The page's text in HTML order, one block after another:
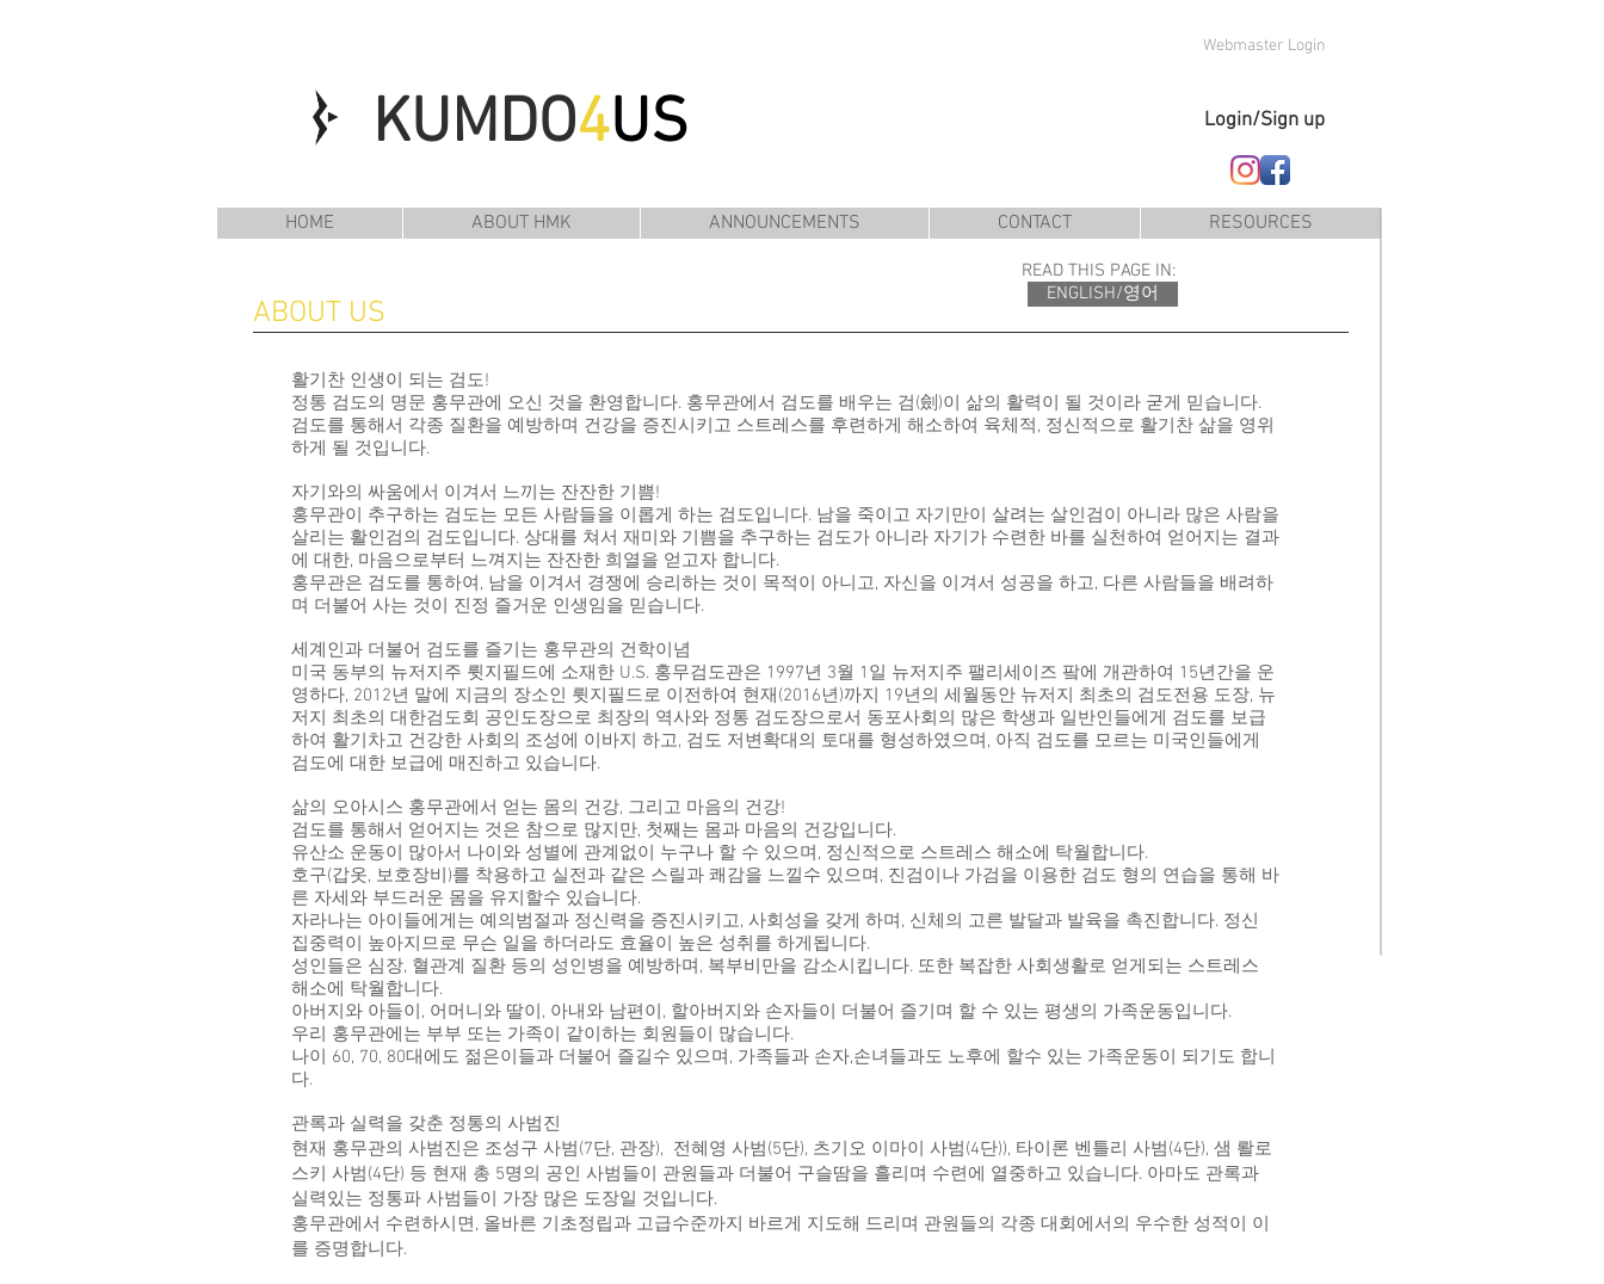
KUMDO4US
Webmaster Login
Login/Sign up
HOME ABOUT HMK ANNOUNCEMENTS CONTACT RESOURCES
READ THIS PAGE IN:
ABOUT US
ENGLISH/영어
활기찬 인생이 되는 검도!
정통 검도의 명문 홍무관에 오신 것을 환영합니다. 홍무관에서 검도를 배우는 검(劍)이 삶의 활력이 될 것이라 굳게 믿습니다.
검도를 통해서 각종 질환을 예방하며 건강을 증진시키고 스트레스를 후련하게 해소하여 육체적, 정신적으로 활기찬 삶을 영위
하게 될 것입니다.
자기와의 싸움에서 이겨서 느끼는 잔잔한 기쁨!
홍무관이 추구하는 검도는 모든 사람들을 이롭게 하는 검도입니다. 남을 죽이고 자기만이 살려는 살인검이 아니라 많은 사람을
살리는 활인검의 검도입니다. 상대를 쳐서 재미와 기쁨을 추구하는 검도가 아니라 자기가 수련한 바를 실천하여 얻어지는 결과
에 대한, 마음으로부터 느껴지는 잔잔한 희열을 얻고자 합니다.
홍무관은 검도를 통하여, 남을 이겨서 경쟁에 승리하는 것이 목적이 아니고, 자신을 이겨서 성공을 하고, 다른 사람들을 배려하
며 더불어 사는 것이 진정 즐거운 인생임을 믿습니다.
세계인과 더불어 검도를 즐기는 홍무관의 건학이념
미국 동부의 뉴저지주 륏지필드에 소재한 U.S. 홍무검도관은 1997년 3월 1일 뉴저지주 팰리세이즈 팤에 개관하여 15년간을 운
영하다, 2012년 말에 지금의 장소인 륏지필드로 이전하여 현재(2016년)까지 19년의 세월동안 뉴저지 최초의 검도전용 도장, 뉴
저지 최초의 대한검도회 공인도장으로 최장의 역사와 정통 검도장으로서 동포사회의 많은 학생과 일반인들에게 검도를 보급
하여 활기차고 건강한 사회의 조성에 이바지 하고, 검도 저변확대의 토대를 형성하였으며, 아직 검도를 모르는 미국인들에게
검도에 대한 보급에 매진하고 있습니다.
삶의 오아시스 홍무관에서 얻는 몸의 건강, 그리고 마음의 건강!
검도를 통해서 얻어지는 것은 참으로 많지만, 첫째는 몸과 마음의 건강입니다.
유산소 운동이 많아서 나이와 성별에 관계없이 누구나 할 수 있으며, 정신적으로 스트레스 해소에 탁월합니다.
호구(갑옷, 보호장비)를 착용하고 실전과 같은 스릴과 쾌감을 느낄수 있으며, 진검이나 가검을 이용한 검도 형의 연습을 통해 바
른 자세와 부드러운 몸을 유지할수 있습니다.
자라나는 아이들에게는 예의범절과 정신력을 증진시키고, 사회성을 갖게 하며, 신체의 고른 발달과 발육을 촉진합니다. 정신
집중력이 높아지므로 무슨 일을 하더라도 효율이 높은 성취를 하게됩니다.
성인들은 심장, 혈관계 질환 등의 성인병을 예방하며, 복부비만을 감소시킵니다. 또한 복잡한 사회생활로 얻게되는 스트레스
해소에 탁월합니다.
아버지와 아들이, 어머니와 딸이, 아내와 남편이, 할아버지와 손자들이 더불어 즐기며 할 수 있는 평생의 가족운동입니다.
우리 홍무관에는 부부 또는 가족이 같이하는 회원들이 많습니다.
나이 60, 70, 80대에도 젊은이들과 더불어 즐길수 있으며, 가족들과 손자,손녀들과도 노후에 할수 있는 가족운동이 되기도 합니
다.
관록과 실력을 갖춘 정통의 사범진
현재 홍무관의 사범진은 조성구 사범(7단, 관장), 전혜영 사범(5단), 츠기오 이마이 사범(4단)), 타이론 벤틀리 사범(4단), 샘 뢀로
스키 사범(4단) 등 현재 총 5명의 공인 사범들이 관원들과 더불어 구슬땀을 흘리며 수련에 열중하고 있습니다. 아마도 관록과
실력있는 정통파 사범들이 가장 많은 도장일 것입니다.
홍무관에서 수련하시면, 올바른 기초정립과 고급수준까지 바르게 지도해 드리며 관원들의 각종 대회에서의 우수한 성적이 이
를 증명합니다.